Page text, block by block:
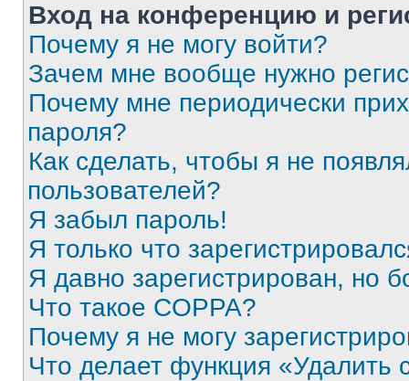
Вход на конференцию и
Почему я не могу войти?
Зачем мне вообще нужно
Почему мне периодически
пароля?
Как сделать, чтобы я не
пользователей?
Я забыл пароль!
Я только что
Я давно зарегистрирован, но
Что такое COPPA?
Почему я не могу
Что делает функция «Удалить